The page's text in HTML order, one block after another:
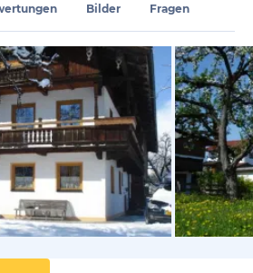
Bilder Fragen
vom